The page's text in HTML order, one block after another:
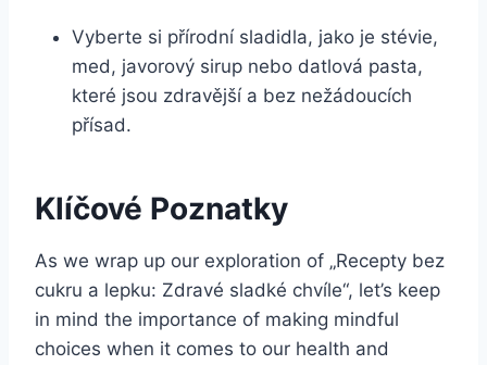
Vyberte si přírodní⁣ sladidla, jako je ⁤stévie,
med, javorový sirup nebo datlová pasta,
které jsou zdravější a bez nežádoucích
přísad.
Klíčové Poznatky
As we wrap up ⁣our⁤ exploration of „Recepty bez
cukru ⁢a lepku: Zdravé sladké chvíle“, let’s keep
in mind ‍the importance of making mindful
choices when it comes to our‍ health⁤ and